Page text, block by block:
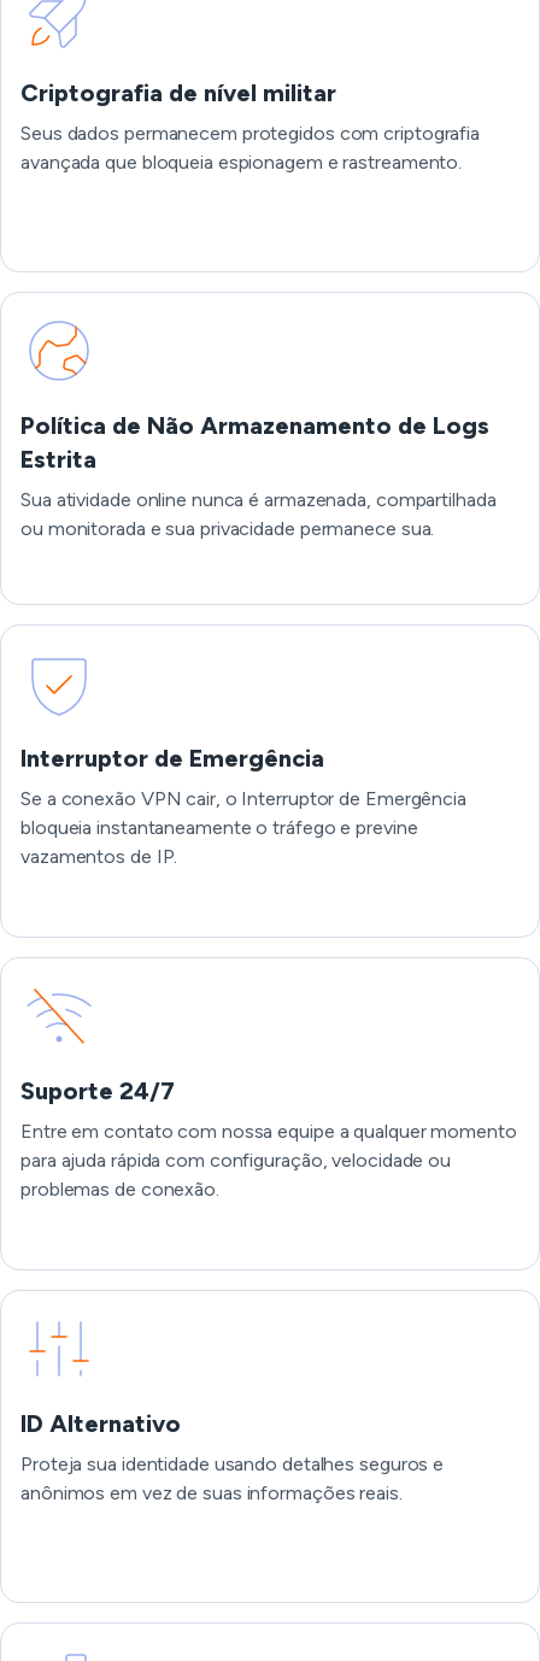
Criptografia de nível militar
Seus dados permanecem protegidos com criptografia
avançada que bloqueia espionagem e rastreamento.
Política de Não Armazenamento de Logs
Estrita
Sua atividade online nunca é armazenada, compartilhada
ou monitorada e sua privacidade permanece sua.
Interruptor de Emergência
Se a conexão VPN cair, o Interruptor de Emergência
bloqueia instantaneamente o tráfego e previne
vazamentos de IP.
Suporte 24/7
Entre em contato com nossa equipe a qualquer momento
para ajuda rápida com configuração, velocidade ou
problemas de conexão.
ID Alternativo
Proteja sua identidade usando detalhes seguros e
anônimos em vez de suas informações reais.